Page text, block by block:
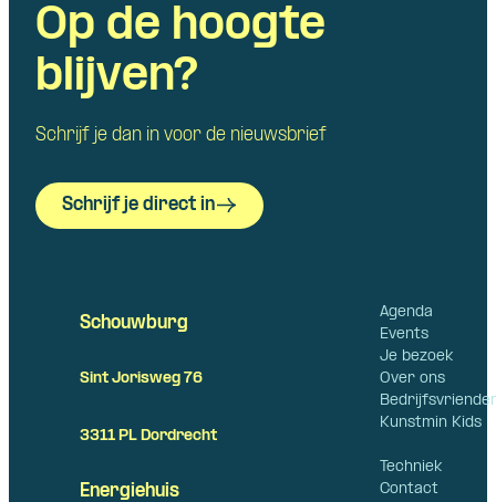
Op de hoogte
blijven?
Schrijf je dan in voor de nieuwsbrief
Schrijf je direct in
Agenda
Events
Je bezoek
Over ons
Kunstmin Kids
Techniek
Contact
Schouwburg
Sint Jorisweg 76
3311 PL Dordrecht
Energiehuis